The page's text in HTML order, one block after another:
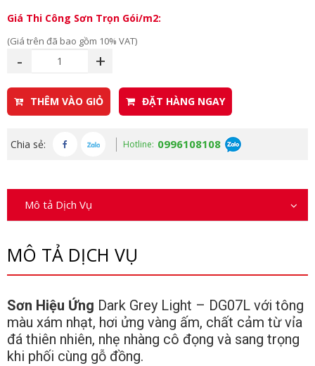
Giá Thi Công Sơn Trọn Gói/m2:
(Giá trên đã bao gồm 10% VAT)
- +
THÊM VÀO GIỎ ĐẶT HÀNG NGAY
Chia sẻ: Hotline: 0996108108
Mô tả Dịch Vụ
MÔ TẢ DỊCH VỤ
Sơn Hiệu Ứng Dark Grey Light – DG07L với tông
màu xám nhạt, hơi ửng vàng ấm, chất cảm từ vỉa
đá thiên nhiên, nhẹ nhàng cô đọng và sang trọng
khi phối cùng gỗ đồng.